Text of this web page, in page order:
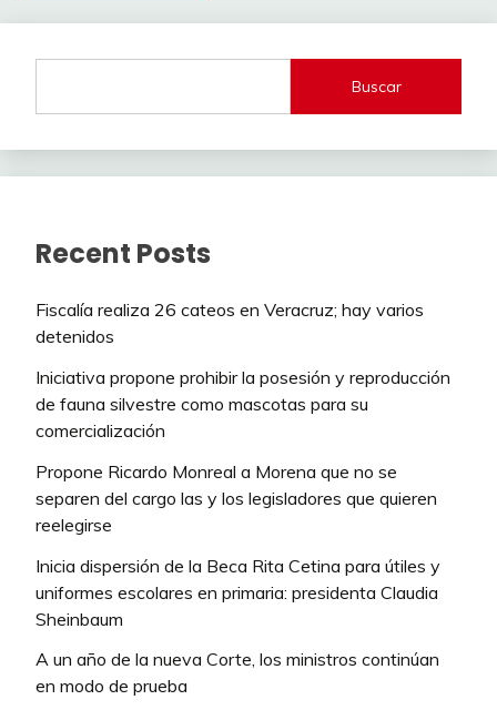
Buscar
Recent Posts
Fiscalía realiza 26 cateos en Veracruz; hay varios
detenidos
Iniciativa propone prohibir la posesión y reproducción
de fauna silvestre como mascotas para su
comercialización
Propone Ricardo Monreal a Morena que no se
separen del cargo las y los legisladores que quieren
reelegirse
Inicia dispersión de la Beca Rita Cetina para útiles y
uniformes escolares en primaria: presidenta Claudia
Sheinbaum
A un año de la nueva Corte, los ministros continúan
en modo de prueba